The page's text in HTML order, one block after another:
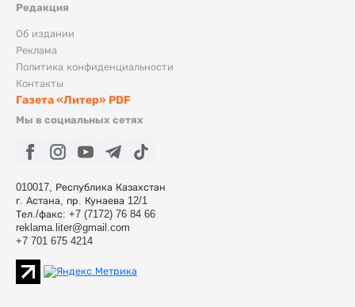
Редакция
Об издании
Реклама
Политика конфиденциальности
Контакты
Газета «Литер» PDF
Мы в социальных сетях
010017, Республика Казахстан
г. Астана, пр. Кунаева 12/1
Тел./факс: +7 (7172) 76 84 66
reklama.liter@gmail.com
+7 701 675 4214